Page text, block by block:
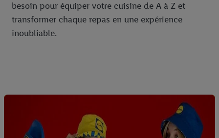
besoin pour équiper votre cuisine de A à Z et
transformer chaque repas en une expérience
inoubliable.